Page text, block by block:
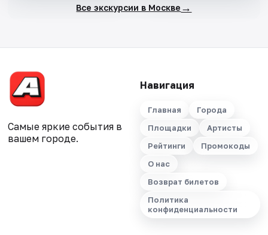
Все экскурсии в Москве →
Самые яркие события в
вашем городе.
Навигация
Главная
Города
Площадки
Артисты
Рейтинги
Промокоды
О нас
Возврат билетов
Политика
конфиденциальности